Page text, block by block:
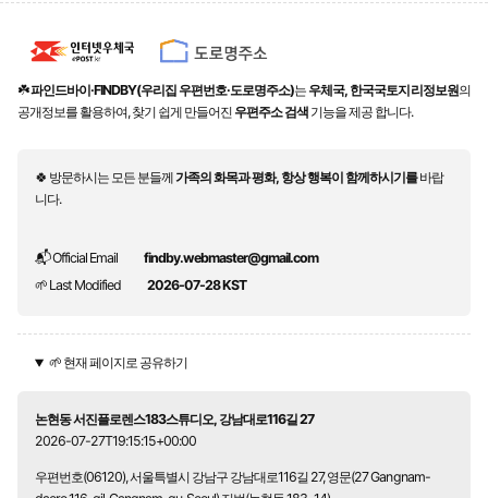
☘️파인드바이·FINDBY(우리집 우편번호·도로명주소)는 우체국, 한국국토지리정보원의
공개정보를 활용하여, 찾기 쉽게 만들어진 우편주소 검색 기능을 제공 합니다.
🍀 방문하시는 모든 분들께가족의 화목과 평화, 항상 행복이 함께하시기를바랍
니다.
📬 Official Email
findby.webmaster@gmail.com
🌱 Last Modified
2026-07-28 KST
🌱 현재 페이지로 공유하기
논현동 서진플로렌스183스튜디오, 강남대로116길 27
2026-07-27T19:15:15+00:00
우편번호(06120), 서울특별시 강남구 강남대로116길 27, 영문(27 Gangnam-